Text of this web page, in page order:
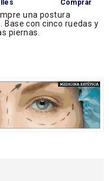
Comprar
una postura
Base con cinco ruedas y
piernas.